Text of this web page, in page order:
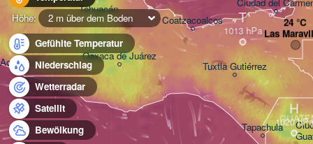
Höhe:
2 m über dem Boden
Gefühlte Temperatur
Niederschlag
Wetterradar
Satellit
Bewölkung
Acapulco Tuxtla Gutiérrez
Tapachula
Coatzacoalcos
Oaxaca de Juárez
Tehuacán
Las
T
H